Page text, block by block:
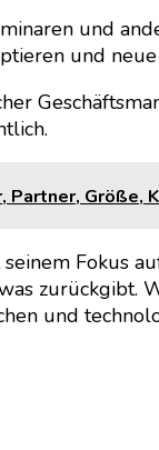
und
und
Partner, Größe,
Fokus
zurückgibt.
und